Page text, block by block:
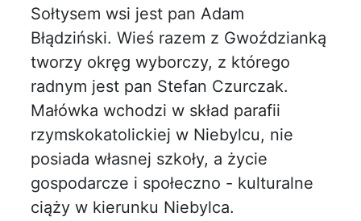
Sołtysem wsi jest pan Adam
Błądziński. Wieś razem z Gwoździanką
tworzy okręg wyborczy, z którego
radnym jest pan Stefan Czurczak.
Małówka wchodzi w skład parafii
rzymskokatolickiej w Niebylcu, nie
posiada własnej szkoły, a życie
gospodarcze i społeczno - kulturalne
ciąży w kierunku Niebylca.